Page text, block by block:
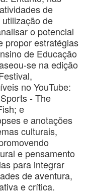
de
de
o potencial
propor estratégias
de Educação
se na edição
no YouTube:
- The
e
e anotações
culturais,
e pensamento
para integrar
de aventura,
e crítica.